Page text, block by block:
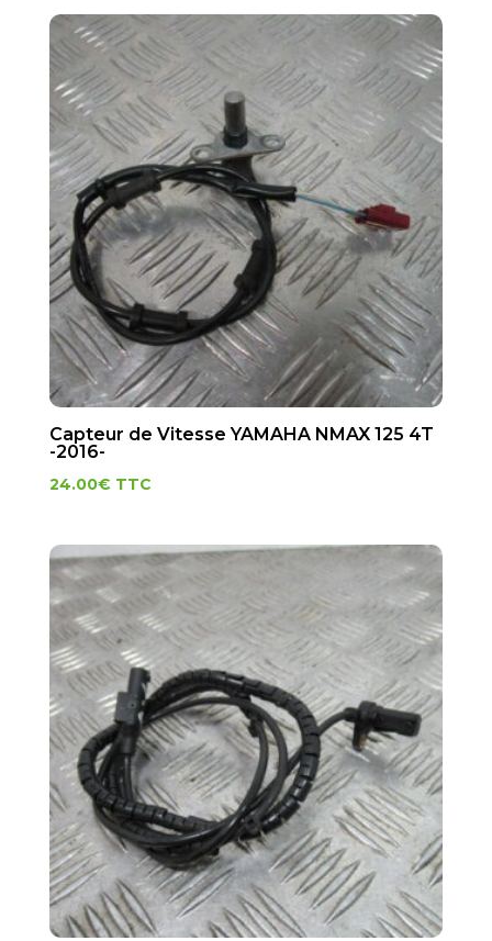
Capteur de Vitesse YAMAHA NMAX 125 4T
-2016-
24.00€ TTC